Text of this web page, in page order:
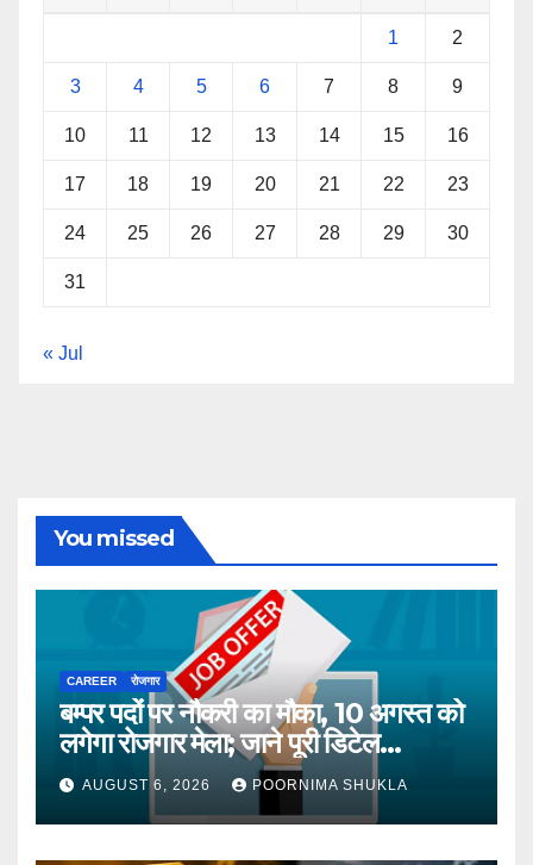
1 2
3 4 5 6 7 8 9
10 11 12 13 14 15 16
17 18 19 20 21 22 23
24 25 26 27 28 29 30
31
« Jul
You missed
CAREER रोजगार
बम्पर पदों पर नौकरी का मौका, 10 अगस्त को
लगेगा रोजगार मेला; जाने पूरी डिटेल…
AUGUST 6, 2026 POORNIMA SHUKLA